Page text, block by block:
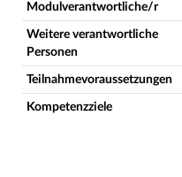
Modulverantwortliche/r
Weitere verantwortliche
Personen
Teilnahmevoraussetzungen
Kompetenzziele